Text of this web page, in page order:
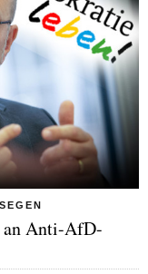
Anti-AfD-